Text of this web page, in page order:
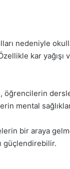
nedeniyle
kar
öğrencilerin
mental
bir araya
güçlendirebilir.